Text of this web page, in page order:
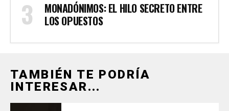
MONADÓNIMOS: EL HILO SECRETO ENTRE
LOS OPUESTOS
TAMBIÉN TE PODRÍA
INTERESAR...